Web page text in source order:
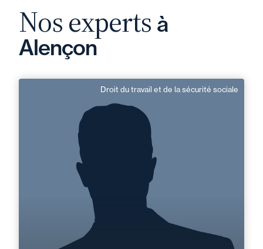
Nos experts à
Alençon
Droit du travail et de la sécurité sociale
Thibaud Kohller
Responsable de Mission
Domaine d’expertises :
Droit du travail et de la sécurité sociale
+33 2 33 82 33 10